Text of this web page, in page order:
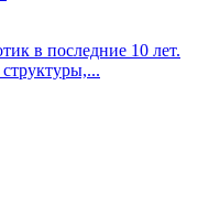
в последние 10 лет.